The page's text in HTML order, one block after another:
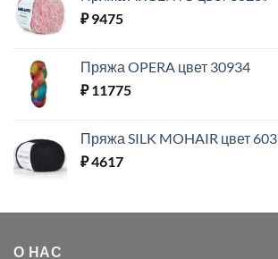
₽9475
Пряжа OPERA цвет 30934
₽11775
Пряжа SILK MOHAIR цвет
₽4617
О НАС